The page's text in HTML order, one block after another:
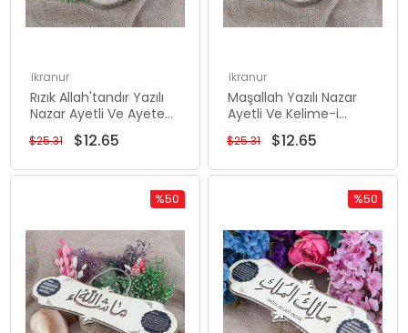
ikranur
Rızık Allah'tandır Yazılı
Nazar Ayetli Ve Ayetel
Kürsi Tablo 40x14cm
$12.65
$25.31
ikranur
Maşallah Yazılı Nazar
Ayetli Ve Kelime-i
Tevhid Dualı Tablo
40x14cm$12.65
$25.31
%50
%50Rabatt
%50